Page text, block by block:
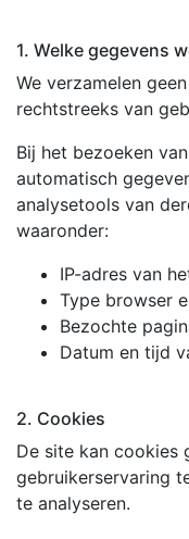
1. Welke gegevens
We verzamelen
rechtstreeks van
Bij het bezoeken
automatisch
analysetools van
waaronder:
IP-adres van
Type browser
Bezochte
Datum en tijd
2. Cookies
De site kan cookies
gebruikerservaring
te analyseren.